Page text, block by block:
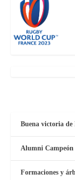
Buena victoria de
Alumni Campeón
Formaciones y